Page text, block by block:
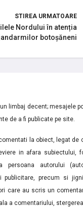
STIREA URMATOARE
Nordului în atenția
botoșăneni
limbaj decent; mesajele
de a fi publicate pe site.
la obiect, legat de
in afara subiectului,
persoana autorului
publicitare, precum si
care au scris un
a comentariului,